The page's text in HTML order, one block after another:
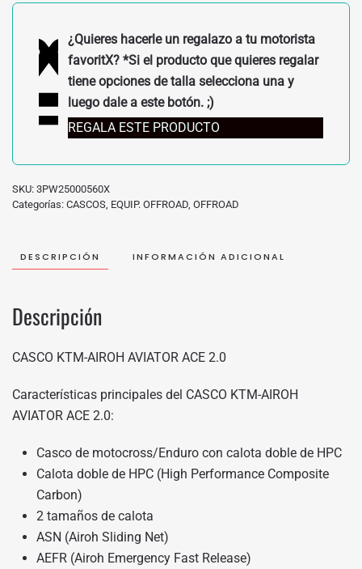
2.0
¿Quieres hacerle un regalazo a tu motorista
favoritX? *Si el producto que quieres regalar
tiene opciones de talla selecciona una y
luego dale a este botón. ;)
REGALA ESTE PRODUCTO
SKU: 3PW25000560X
Categorías: CASCOS, EQUIP. OFFROAD, OFFROAD
DESCRIPCIÓN INFORMACIÓN ADICIONAL
Descripción
CASCO KTM-AIROH AVIATOR ACE 2.0
Características principales del CASCO KTM-AIROH
AVIATOR ACE 2.0:
Casco de motocross/Enduro con calota doble de HPC
Calota doble de HPC (High Performance Composite
Carbon)
2 tamaños de calota
ASN (Airoh Sliding Net)
AEFR (Airoh Emergency Fast Release)